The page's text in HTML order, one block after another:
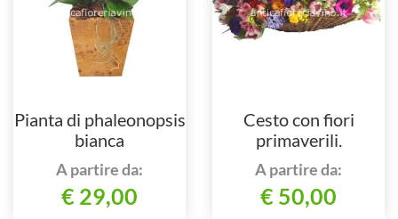
Pianta di phaleonopsis
bianca
A partire da:
€ 29,00
Cesto con fiori
primaverili.
A partire da:
€ 50,00